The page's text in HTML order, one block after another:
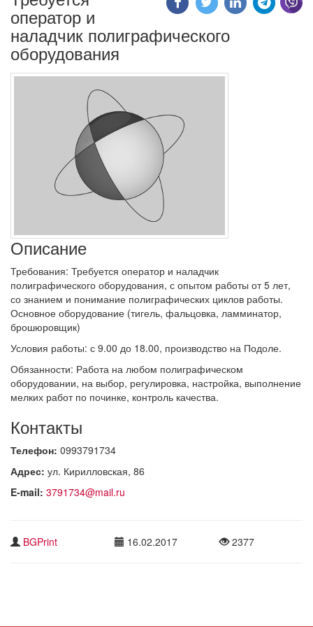
оператор и
наладчик полиграфического
оборудования
Описание
Требования: Требуется оператор и наладчик
полиграфического оборудования, с опытом работы от 5 лет,
со знанием и понимание полиграфических циклов работы.
Основное оборудование (тигель, фальцовка, ламминатор,
брошюровщик)
Условия работы: с 9.00 до 18.00, производство на Подоле.
Обязанности: Работа на любом полиграфическом
оборудовании, на выбор, регулировка, настройка, выполнение
мелких работ по починке, контроль качества.
Контакты
Телефон: 0993791734
Адрес: ул. Кирилловская, 86
E-mail: 3791734@mail.ru
BGPrint 16.02.2017 2377